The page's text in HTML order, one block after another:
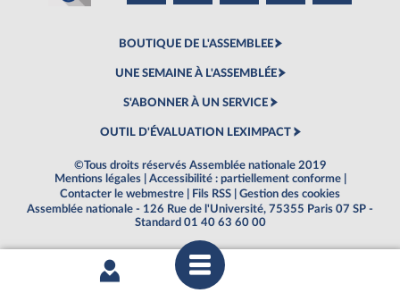
BOUTIQUE DE L'ASSEMBLEE
UNE SEMAINE À L'ASSEMBLÉE
S'ABONNER À UN SERVICE
OUTIL D'ÉVALUATION LEXIMPACT
©Tous droits réservés Assemblée nationale 2019
Mentions légales
Accessibilité : partiellement conforme
Contacter le webmestre
Fils RSS
Gestion des cookies
Assemblée nationale - 126 Rue de l'Université, 75355 Paris 07 SP -
Standard 01 40 63 60 00